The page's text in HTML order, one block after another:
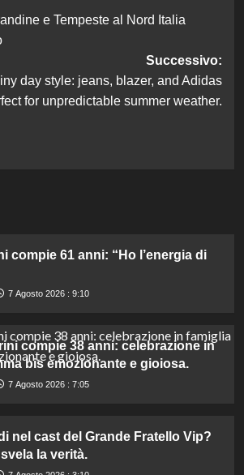
e Tempeste al Nord Italia
Successivo:
day style: jeans, blazer, and Adidas
for unpredictable summer weather.
compie 61 anni: “Ho l’energia di
7 Agosto 2026 : 9:10
compie 38 anni: celebrazione in
bis emozionante e gioiosa.
7 Agosto 2026 : 7:05
nel cast del Grande Fratello Vip?
la verità.